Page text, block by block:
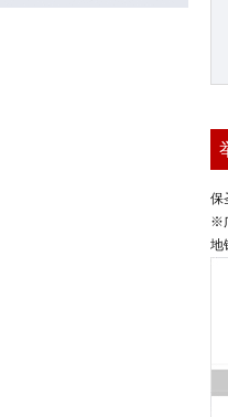
保
※
地